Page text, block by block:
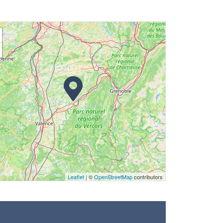
Leaflet| ©OpenStreetMapcontributors